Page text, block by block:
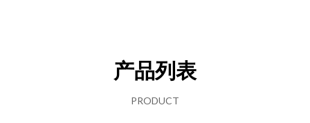
产品列表
PRODUCT